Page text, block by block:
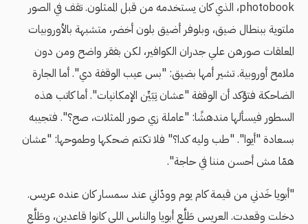
photobook، الذي كان يستخدمه من قبل الممثلون. تقف في الصور
ملتوية ببنطال ضيق، وبلوفر أضيق بلون أخضر، متشبهة بالأوروبيات
المعلقات صورهن علي جدران الكوافير، لكن بفقر واضح ومن دون
ملامح أوروبية. تشير أمها بضيق: "بس عيب الوقفة دي". أما الجارة
الضاحكة فتؤكد أن الوقفة "عشان تِبَيِّن الإمكانيات". أما كاتب هذه
السطور فيسألها مندهشًا: "عاملة زي صور الممثلات، صح؟". فتجيبه
بسعادة "أيوا". "طب وليه كدا؟" فلا تكتم ضحكها وطموحها: "عشان
همّا مش أحسن مننا في حاجة".
"أبويا خَدني من قيمة كام يوم وودّاني عند سمسار كان عنده عريس.
دخلت وقعدت. العريس طَلَّع أبويا والناس اللي كانوا قاعدين، وطَلَّع